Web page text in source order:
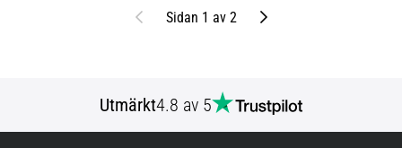
Föregående
Sidan 1 av 2 Nästa
Utmärkt4.8 av 5